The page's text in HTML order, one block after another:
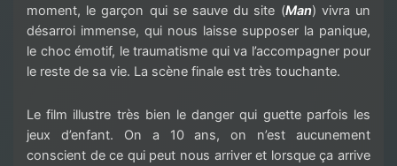
moment, le garçon qui se sauve du site (Man) vivra un
désarroi immense, qui nous laisse supposer la panique,
le choc émotif, le traumatisme qui va l’accompagner pour
le reste de sa vie. La scène finale est très touchante.
Le film illustre très bien le danger qui guette parfois les
jeux d’enfant. On a 10 ans, on n’est aucunement
conscient de ce qui peut nous arriver et lorsque ça arrive